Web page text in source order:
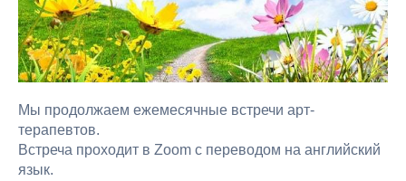
Мы продолжаем ежемесячные встречи арт-
терапевтов.
Встреча проходит в Zoom с переводом на английский
язык.